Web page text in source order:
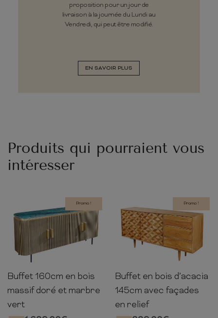
proposition pour un jour de
livraison à la journée du Lundi au
Vendredi, qui peut être modifié.
EN SAVOIR PLUS
Produits qui pourraient vous
intéresser
Promo !
80cm 160cm 40cm
Buffet 160cm en bois
massif doré et marbre
vert
Promo !
75cm 145cm 40cm
Buffet en bois d’acacia
145cm avec façades
en relief